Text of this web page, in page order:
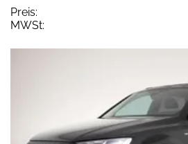
Preis:
MWSt: